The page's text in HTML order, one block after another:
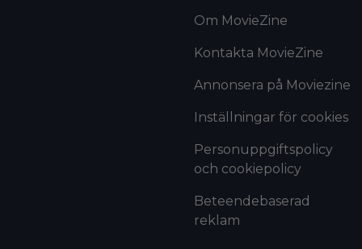
Om MovieZine
Kontakta MovieZine
Annonsera på Moviezine
Inställningar för cookies
Personuppgiftspolicy
och cookiepolicy
Beteendebaserad
reklam